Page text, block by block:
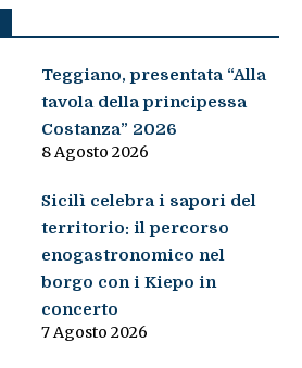
Teggiano, presentata “Alla
tavola della principessa
Costanza” 2026
8 Agosto 2026
Sicilì celebra i sapori del
territorio: il percorso
enogastronomico nel
borgo con i Kiepo in
concerto
7 Agosto 2026